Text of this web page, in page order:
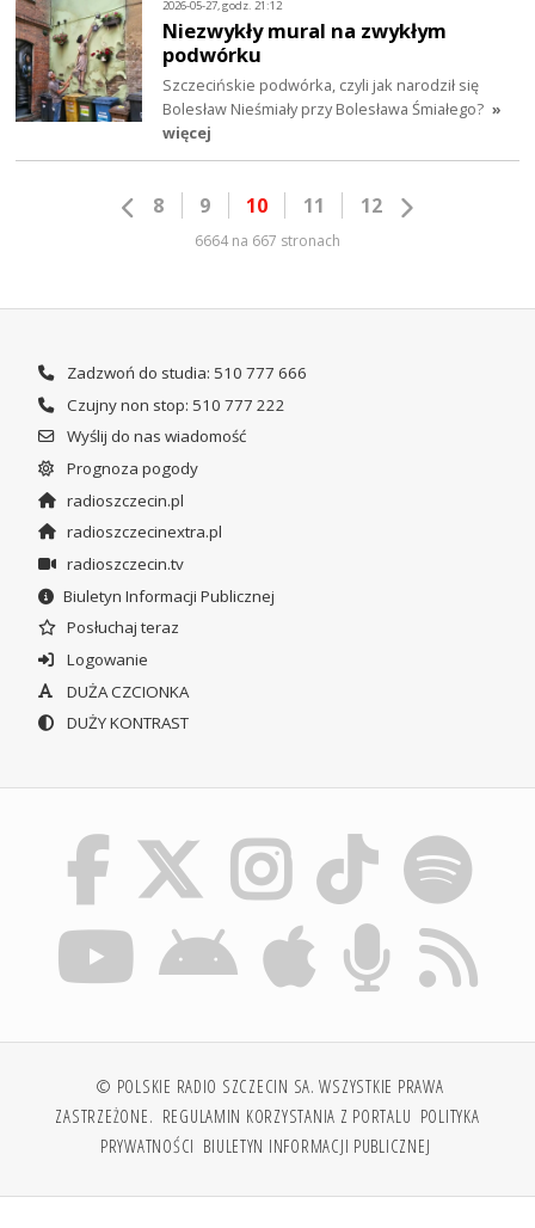
2026-05-27, godz. 21:12
Niezwykły mural na zwykłym
podwórku
Szczecińskie podwórka, czyli jak narodził się
Bolesław Nieśmiały przy Bolesława Śmiałego? »
więcej
8 9 10 11 12
6664 na 667 stronach
Zadzwoń do studia: 510 777 666
Czujny non stop: 510 777 222
Wyślij do nas wiadomość
Prognoza pogody
radioszczecin.pl
radioszczecinextra.pl
radioszczecin.tv
Biuletyn Informacji Publicznej
Posłuchaj teraz
Logowanie
DUŻA CZCIONKA
DUŻY KONTRAST
© POLSKIE RADIO SZCZECIN SA. WSZYSTKIE PRAWA
ZASTRZEŻONE. REGULAMIN KORZYSTANIA Z PORTALU POLITYKA
PRYWATNOŚCI BIULETYN INFORMACJI PUBLICZNEJ